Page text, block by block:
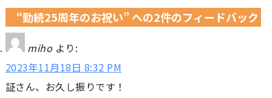
“勤続25周年のお祝い” への2件のフィードバック
miho より:
2023年11月18日 8:32 PM
証さん、お久し振りです！